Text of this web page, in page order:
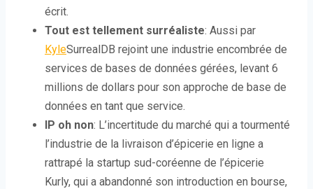
écrit.
Tout est tellement surréaliste: Aussi par
KyleSurrealDB rejoint une industrie encombrée de
services de bases de données gérées, levant 6
millions de dollars pour son approche de base de
données en tant que service.
IP oh non: L’incertitude du marché qui a tourmenté
l’industrie de la livraison d’épicerie en ligne a
rattrapé la startup sud-coréenne de l’épicerie
Kurly, qui a abandonné son introduction en bourse,